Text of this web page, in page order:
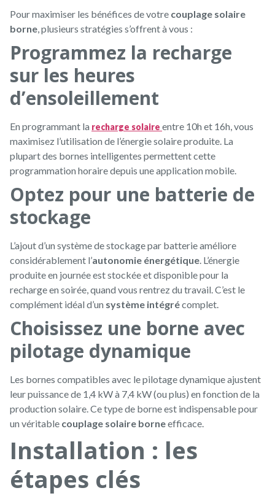
Pour maximiser les bénéfices de votre couplage solaire
borne, plusieurs stratégies s’offrent à vous :
Programmez la recharge
sur les heures
d’ensoleillement
En programmant la recharge solaire entre 10h et 16h, vous
maximisez l’utilisation de l’énergie solaire produite. La
plupart des bornes intelligentes permettent cette
programmation horaire depuis une application mobile.
Optez pour une batterie de
stockage
L’ajout d’un système de stockage par batterie améliore
considérablement l’autonomie énergétique. L’énergie
produite en journée est stockée et disponible pour la
recharge en soirée, quand vous rentrez du travail. C’est le
complément idéal d’un système intégrécomplet.
Choisissez une borne avec
pilotage dynamique
Les bornes compatibles avec le pilotage dynamique ajustent
leur puissance de 1,4 kW à 7,4 kW (ou plus) en fonction de la
production solaire. Ce type de borne est indispensable pour
un véritable couplage solaire borneefficace.
Installation : les
étapes clés